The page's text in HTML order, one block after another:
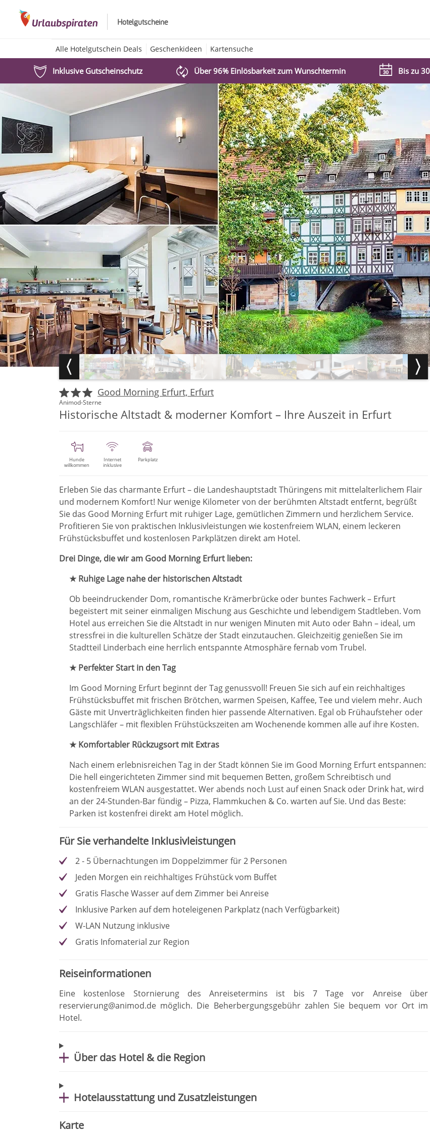
Hotelgutscheine
Alle Hotelgutschein Deals Geschenkideen Kartensuche
Inklusive Gutscheinschutz Über 96% Einlösbarkeit zum Wunschtermin Bis zu
Animod-Sterne
Good Morning Erfurt, Erfurt
Historische Altstadt & moderner Komfort – Ihre Auszeit in Erfurt
Hunde
willkommen
Internet
inklusive
Parkplatz
Erleben Sie das charmante Erfurt – die Landeshauptstadt Thüringens mit mittelalterlichem Flair
und modernem Komfort! Nur wenige Kilometer von der berühmten Altstadt entfernt, begrüßt
Sie das Good Morning Erfurt mit ruhiger Lage, gemütlichen Zimmern und herzlichem Service.
Profitieren Sie von praktischen Inklusivleistungen wie kostenfreiem WLAN, einem leckeren
Frühstücksbuffet und kostenlosen Parkplätzen direkt am Hotel.
Drei Dinge, die wir am Good Morning Erfurt lieben:
★ Ruhige Lage nahe der historischen Altstadt
Ob beeindruckender Dom, romantische Krämerbrücke oder buntes Fachwerk – Erfurt
begeistert mit seiner einmaligen Mischung aus Geschichte und lebendigem Stadtleben. Vom
Hotel aus erreichen Sie die Altstadt in nur wenigen Minuten mit Auto oder Bahn – ideal, um
stressfrei in die kulturellen Schätze der Stadt einzutauchen. Gleichzeitig genießen Sie im
Stadtteil Linderbach eine herrlich entspannte Atmosphäre fernab vom Trubel.
★ Perfekter Start in den Tag
Im Good Morning Erfurt beginnt der Tag genussvoll! Freuen Sie sich auf ein reichhaltiges
Frühstücksbuffet mit frischen Brötchen, warmen Speisen, Kaffee, Tee und vielem mehr. Auch
Gäste mit Unverträglichkeiten finden hier passende Alternativen. Egal ob Frühaufsteher oder
Langschläfer – mit flexiblen Frühstückszeiten am Wochenende kommen alle auf ihre Kosten.
★ Komfortabler Rückzugsort mit Extras
Nach einem erlebnisreichen Tag in der Stadt können Sie im Good Morning Erfurt entspannen:
Die hell eingerichteten Zimmer sind mit bequemen Betten, großem Schreibtisch und
kostenfreiem WLAN ausgestattet. Wer abends noch Lust auf einen Snack oder Drink hat, wird
an der 24-Stunden-Bar fündig – Pizza, Flammkuchen & Co. warten auf Sie. Und das Beste:
Parken ist kostenfrei direkt am Hotel möglich.
Für Sie verhandelte Inklusivleistungen
2 - 5 Übernachtungen im Doppelzimmer für 2 Personen
Jeden Morgen ein reichhaltiges Frühstück vom Buffet
Gratis Flasche Wasser auf dem Zimmer bei Anreise
Inklusive Parken auf dem hoteleigenen Parkplatz (nach Verfügbarkeit)
W-LAN Nutzung inklusive
Gratis Infomaterial zur Region
Reiseinformationen
Eine kostenlose Stornierung des Anreisetermins ist bis 7 Tage vor Anreise über
reservierung@animod.de möglich. Die Beherbergungsgebühr zahlen Sie bequem vor Ort im
Hotel.
Über das Hotel & die Region
Hotelausstattung und Zusatzleistungen
Karte